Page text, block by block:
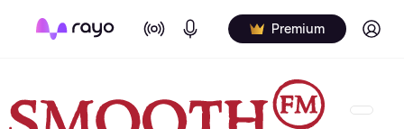
On Air Podcasts Premium Log in